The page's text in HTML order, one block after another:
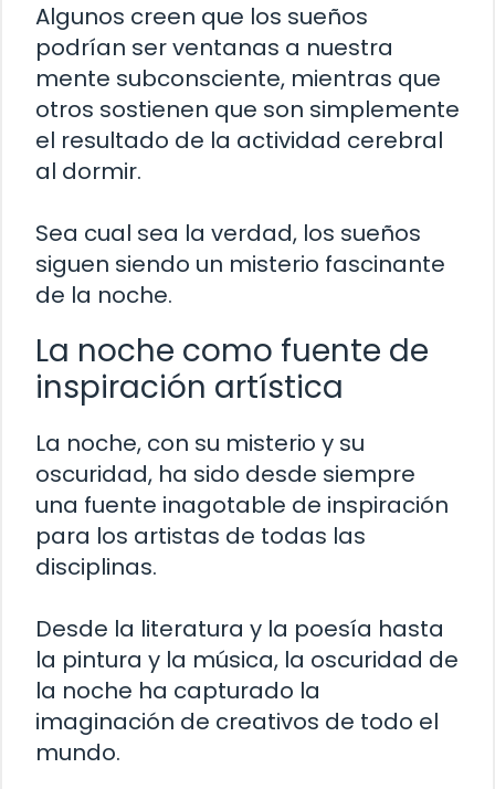
Algunos creen que los sueños
podrían ser ventanas a nuestra
mente subconsciente, mientras que
otros sostienen que son simplemente
el resultado de la actividad cerebral
al dormir.
Sea cual sea la verdad, los sueños
siguen siendo un misterio fascinante
de la noche.
La noche como fuente de
inspiración artística
La noche, con su misterio y su
oscuridad, ha sido desde siempre
una fuente inagotable de inspiración
para los artistas de todas las
disciplinas.
Desde la literatura y la poesía hasta
la pintura y la música, la oscuridad de
la noche ha capturado la
imaginación de creativos de todo el
mundo.